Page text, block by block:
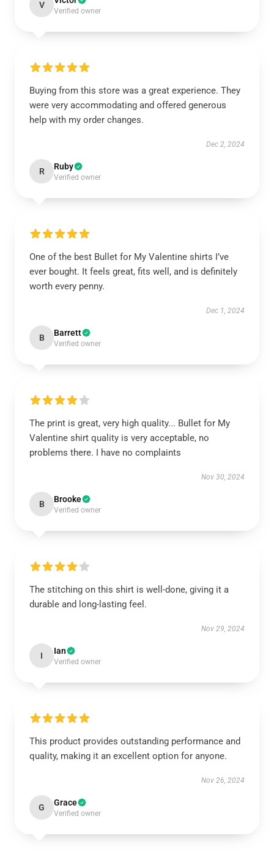
V
Verified owner
Buying from this store was a great experience. They
were very accommodating and offered generous
help with my order changes.
Dec 2, 2024
R Ruby
Verified owner
One of the best Bullet for My Valentine shirts I’ve
ever bought. It feels great, fits well, and is definitely
worth every penny.
Dec 1, 2024
B Barrett
Verified owner
The print is great, very high quality... Bullet for My
Valentine shirt quality is very acceptable, no
problems there. I have no complaints
Nov 30, 2024
B Brooke
Verified owner
The stitching on this shirt is well-done, giving it a
durable and long-lasting feel.
Nov 29, 2024
I Ian
Verified owner
This product provides outstanding performance and
quality, making it an excellent option for anyone.
Nov 26, 2024
G Grace
Verified owner